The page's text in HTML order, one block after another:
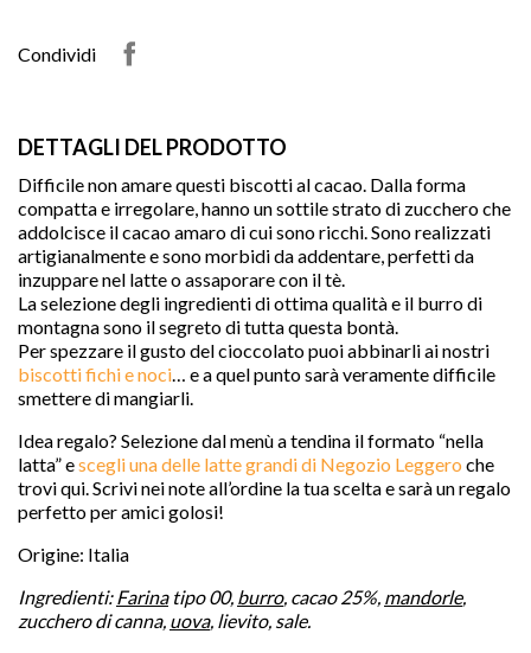

Condividi
DETTAGLI DEL PRODOTTO
Difficile non amare questi biscotti al cacao. Dalla forma
compatta e irregolare, hanno un sottile strato di zucchero che
addolcisce il cacao amaro di cui sono ricchi. Sono realizzati
artigianalmente e sono morbidi da addentare, perfetti da
inzuppare nel latte o assaporare con il tè.
La selezione degli ingredienti di ottima qualità e il burro di
montagna sono il segreto di tutta questa bontà.
Per spezzare il gusto del cioccolato puoi abbinarli ai nostri
biscotti fichi e noci … e a quel punto sarà veramente difficile
smettere di mangiarli.
Idea regalo? Selezione dal menù a tendina il formato “nella
latta” escegli una delle latte grandi di Negozio Leggero che
trovi qui. Scrivi nei note all’ordine la tua scelta e sarà un regalo
perfetto per amici golosi!
Origine: Italia
Ingredienti: Farinatipo 00, burro, cacao 25%, mandorle,
zucchero di canna, uova, lievito, sale.